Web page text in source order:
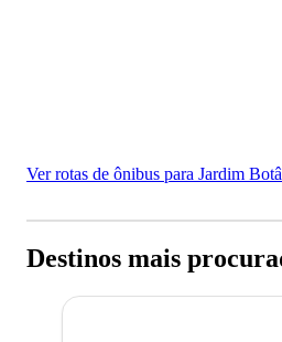
Ver rotas de ônibus para Jardim
Destinos mais